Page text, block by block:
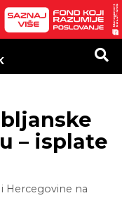
– isplate
i Hercegovine na